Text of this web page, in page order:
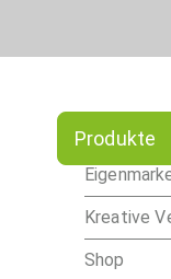
Produkte
Kreative
Shop